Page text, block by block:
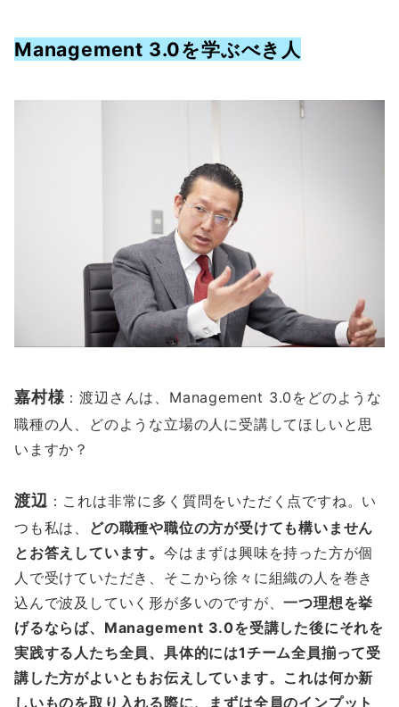
Management 3.0を学ぶべき人
嘉村様 ：渡辺さんは、Management 3.0をどのような
職種の人、どのような立場の人に受講してほしいと思
いますか？
渡辺 ：これは非常に多く質問をいただく点ですね。い
つも私は、 どの職種や職位の方が受けても構いません
とお答えしています。 今はまずは興味を持った方が個
人で受けていただき、そこから徐々に組織の人を巻き
込んで波及していく形が多いのですが、一つ理想を挙
げるならば、Management 3.0を受講した後にそれを
実践する人たち全員、具体的には1チーム全員揃って受
講した方がよいともお伝えしています。これは何か新
しいものを取り入れる際に、まずは全員のインプット